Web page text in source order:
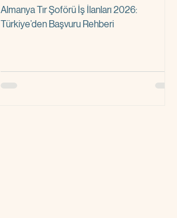
Almanya Tır Şoförü İş İlanları 2026:
Türkiye’den Başvuru Rehberi